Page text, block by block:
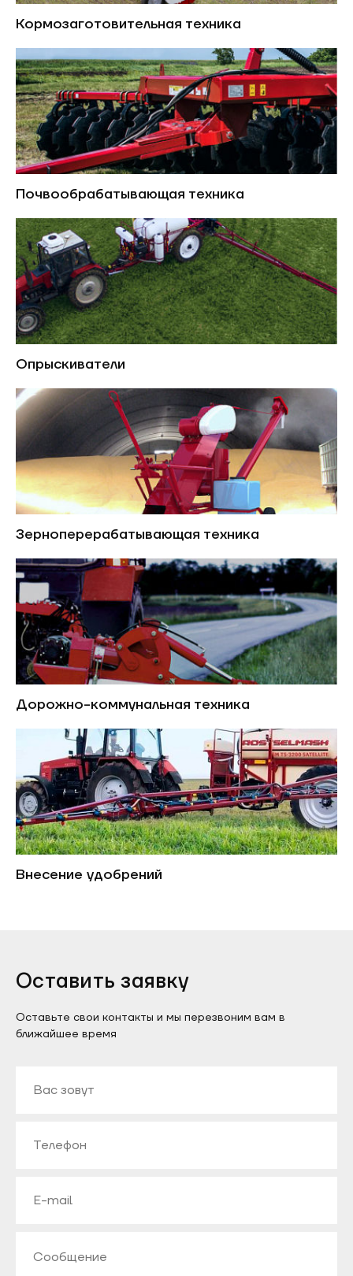
Кормозаготовительная техника
Почвообрабатывающая техника
Опрыскиватели
Зерноперерабатывающая техника
Дорожно-коммунальная техника
Внесение удобрений
Оставить заявку
Оставьте свои контакты и мы перезвоним вам в
ближайшее время